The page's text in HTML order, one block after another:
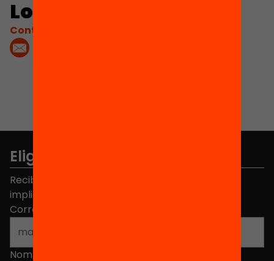
Lola Sánchez Grané
Contacta'm:
Elige equidad
Recibe contenidos, iniciativas y proyectos para
implicarte.
Correo electrónico
Nombre